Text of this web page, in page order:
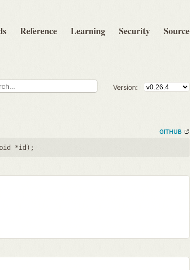
Reference Learning Security Source
Version:
GITHUB
*id );